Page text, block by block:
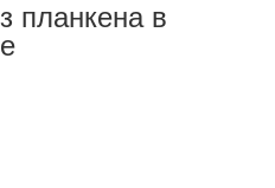
планкена в